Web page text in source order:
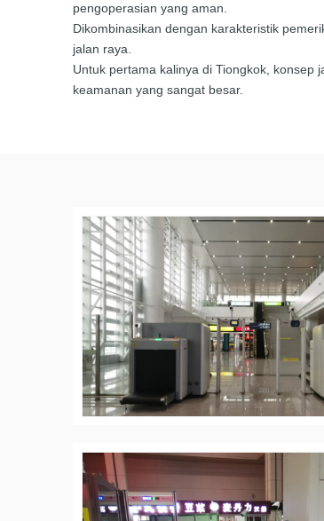
pengoperasian yang aman.
Dikombinasikan dengan karakteristik
jalan raya.
Untuk pertama kalinya di Tiongkok,
keamanan yang sangat besar.